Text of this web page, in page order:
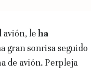
avión, le ha
gran sonrisa seguido
de avión. Perpleja